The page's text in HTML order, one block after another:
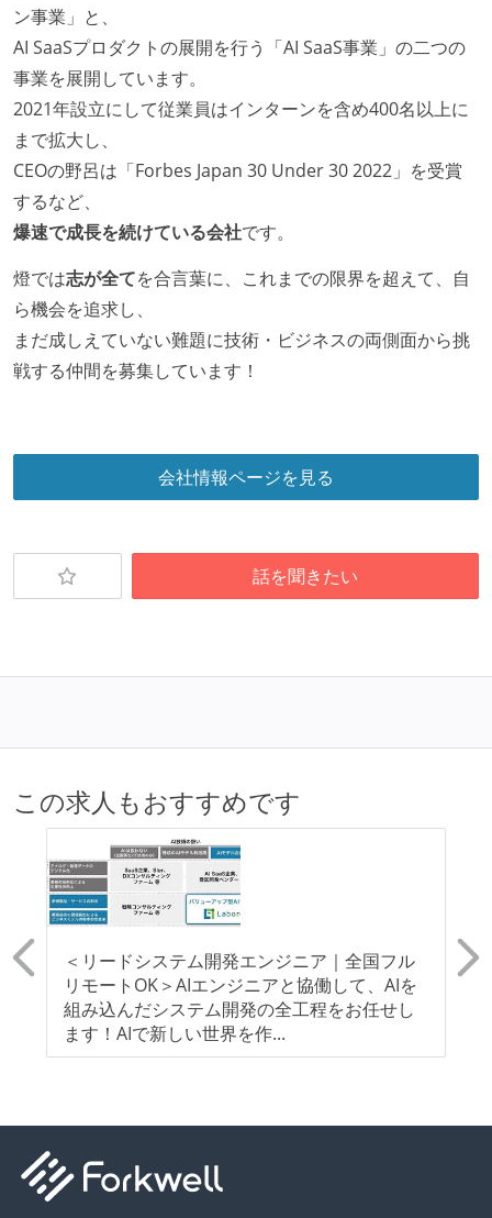
ン事業」と、
AI SaaSプロダクトの展開を行う「AI SaaS事業」の二つの
事業を展開しています。
2021年設立にして従業員はインターンを含め400名以上に
まで拡大し、
CEOの野呂は「Forbes Japan 30 Under 30 2022」を受賞
するなど、
爆速で成長を続けている会社です。
燈では志が全てを合言葉に、これまでの限界を超えて、自
ら機会を追求し、
まだ成しえていない難題に技術・ビジネスの両側面から挑
戦する仲間を募集しています！
会社情報ページを見る
話を聞きたい
この求人もおすすめです
＜リードシステム開発エンジニア｜全国フル
リモートOK＞AIエンジニアと協働して、AIを
組み込んだシステム開発の全工程をお任せし
ます！AIで新しい世界を作...